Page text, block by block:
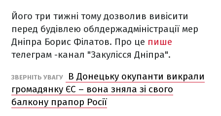
Його три тижні тому дозволив вивісити
перед будівлею облдержадміністрації мер
Дніпра Борис Філатов. Про це пише
телеграм -канал "Закулісся Дніпра".
ЗВЕРНІТЬ УВАГУ
В Донецьку окупанти викрали
громадянку ЄС – вона зняла зі свого
балкону прапор Росії